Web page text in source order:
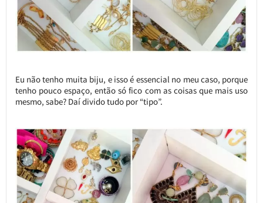
Eu não tenho muita biju, e isso é essencial no meu caso, porque
tenho pouco espaço, então só fico com as coisas que mais uso
mesmo, sabe? Daí divido tudo por “tipo”.